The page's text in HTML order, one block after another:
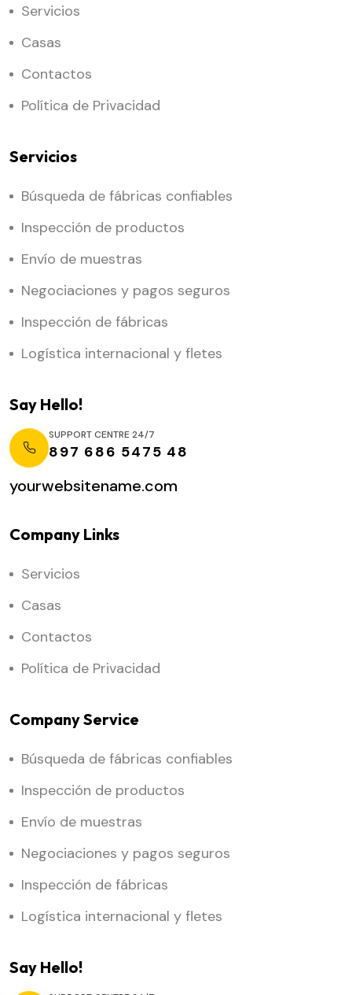
Servicios
Casas
Contactos
Política de Privacidad
Servicios
Búsqueda de fábricas confiables
Inspección de productos
Envío de muestras
Negociaciones y pagos seguros
Inspección de fábricas
Logística internacional y fletes
Say Hello!
SUPPORT CENTRE 24/7
897 686 5475 48
yourwebsitename.com
Company Links
Servicios
Casas
Contactos
Política de Privacidad
Company Service
Búsqueda de fábricas confiables
Inspección de productos
Envío de muestras
Negociaciones y pagos seguros
Inspección de fábricas
Logística internacional y fletes
Say Hello!